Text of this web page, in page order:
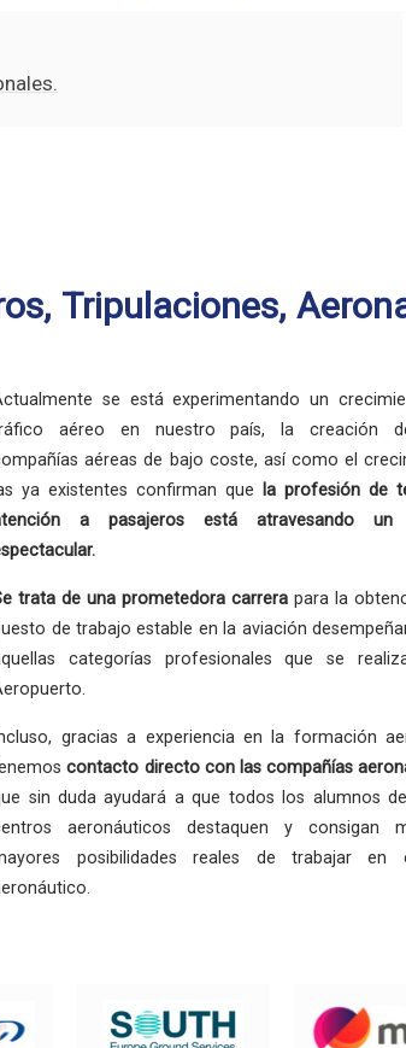
Tripulaciones,
se está experimentando un
aéreo en nuestro país, la creación
aéreas de bajo coste, así como el
ya existentes confirman que
la profesión de
a pasajeros está atravesando un
trata de una prometedora carrerapara la
de trabajo estable en la aviación
categorías profesionales que se
gracias a experiencia en la formación
contacto directo con las compañías
sin duda ayudará a que todos los alumnos
aeronáuticos destaquen y consigan
posibilidades reales de trabajar en